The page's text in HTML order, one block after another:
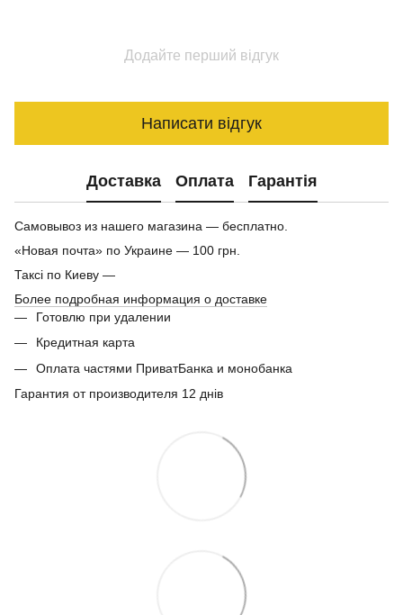
Додайте перший відгук
Написати відгук
Доставка Оплата Гарантія
Самовывоз из нашего магазина — бесплатно.
«Новая почта» по Украине — 100 грн.
Таксі по Киеву —
Более подробная информация о доставке
Готовлю при удалении
Кредитная карта
Оплата частями ПриватБанка и монобанка
Гарантия от производителя 12 днів